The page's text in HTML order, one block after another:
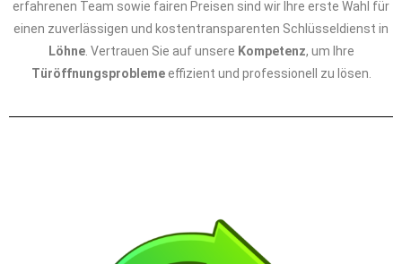
erfahrenen Team sowie fairen Preisen sind wir Ihre erste Wahl für
einen zuverlässigen und kostentransparenten Schlüsseldienst in
Löhne. Vertrauen Sie auf unsere Kompetenz, um Ihre
Türöffnungsproblemeeffizient und professionell zu lösen.